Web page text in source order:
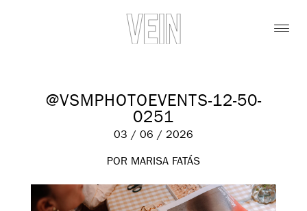
@VSMPHOTOEVENTS-12-50-
0251
03 / 06 / 2026
POR MARISA FATÁS